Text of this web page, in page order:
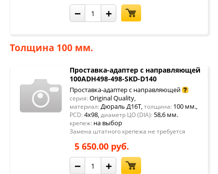
− +
Толщина 100 мм.
Проставка-адаптер с направляющей
100ADH498-498-SKD-D140
Проставка-адаптер с направляющей
серия: Original Quality,
материал: Дюраль Д16Т, толщина: 100 мм.,
PCD: 4x98, диаметр ЦО (DIA): 58,6 мм.
крепеж: на выбор
Замена штатного крепежа не требуется
5 650.00 руб.
− +